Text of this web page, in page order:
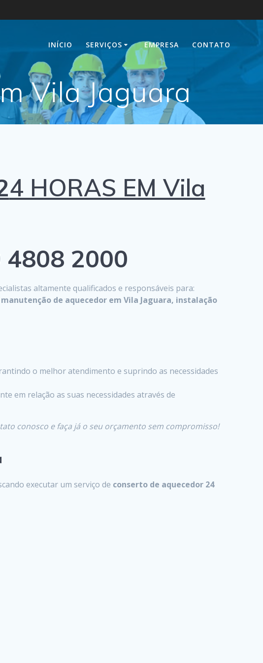
INÍCIO SERVIÇOS EMPRESA CONTATO
Vila Jaguara
4 HORAS EM Vila
4808 2000
altamente qualificados e responsáveis para:
de aquecedor em Vila Jaguara, instalação
o melhor atendimento e suprindo as necessidades
em relação as suas necessidades através de
conosco e faça já o seu orçamento sem compromisso!
executar um serviço de conserto de aquecedor 24